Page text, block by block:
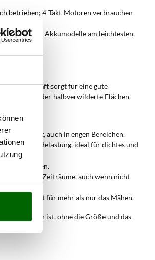
betrieben; 4-Takt-Motoren verbrauchen
Regel sind Akkumodelle am leichtesten,
24 mm Schaftsorgt für eine gute
Gärten oder halbverwilderte Flächen.
auch in engen Bereichen.
Belastung, ideal für dichtes und
Bewegungen.
längere Zeiträume, auch wenn nicht
mm Schaft für mehr als nur das Mähen.
erforderlich ist, ohne die Größe und das